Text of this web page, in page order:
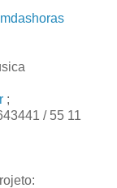
;
/ 55 11